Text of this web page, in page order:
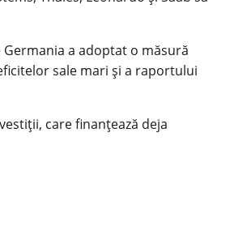
a adoptat o măsură
sale mari și a raportului
care finanțează deja